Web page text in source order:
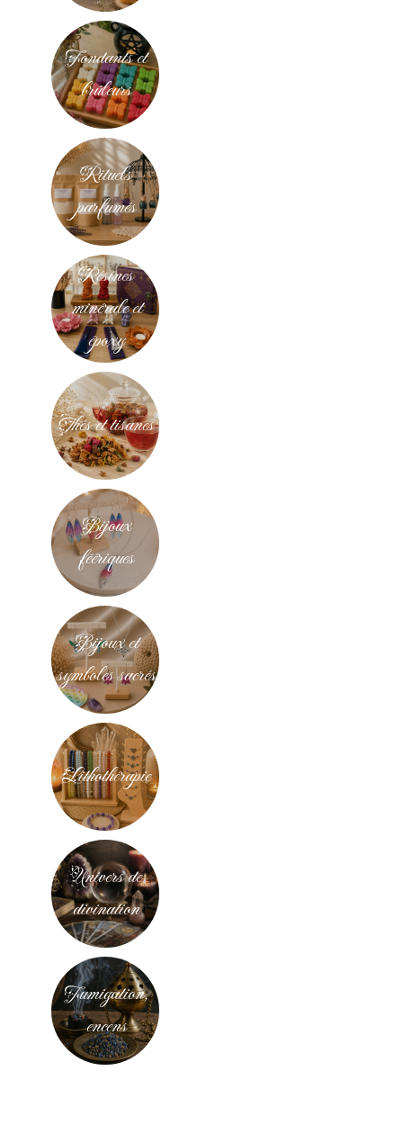
Fondants et
brûleurs
Rituels
parfumés
Résines
minérale et
époxy
Thés et tisanes
Bijoux
féériques
Bijoux et
symboles sacrés
Lithothérapie
Univers de
divination
Fumigation,
encens